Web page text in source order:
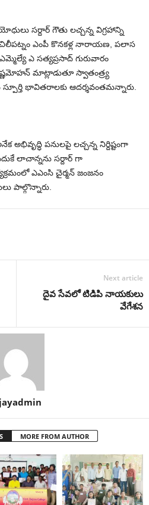
సర్దార్ గౌతు లచ్చన్న విగ్రహాన్ని
ఎంపీ కొనకళ్ల నారాయణ, పలాస
ఎ సత్యప్రసాద్ గురువారం
మాట్లాడుతూ స్వాతంత్ర్య
భావితరాలకు ఆదర్శవంతమన్నారు.
అభివృద్ధి పనులపై లచ్చన్న నిర్దిష్టంగా
లాచాన్నను సర్దార్ గా
ఎఎంసి చైర్మన్ జంజనం
పాల్గొన్నారు.
Next article
దైవ సేవలో టిడిపి నాయకులు
వేగేశన
MORE FROM AUTHOR